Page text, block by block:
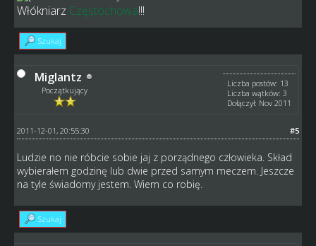
Włókniarz Częstochowa!!!
Szukaj
Miglantz
Początkujący
Liczba postów: 13
Liczba wątków: 3
Dołączył: Nov 2011
#5
2011-12-01, 20:55:30
Ludzie no nie róbcie sobie jaj z porządnego człowieka. Skład
wybierałem godzinę lub dwie przed samym meczem. Jeszcze
na tyle świadomy jestem. Wiem co robię.
Szukaj